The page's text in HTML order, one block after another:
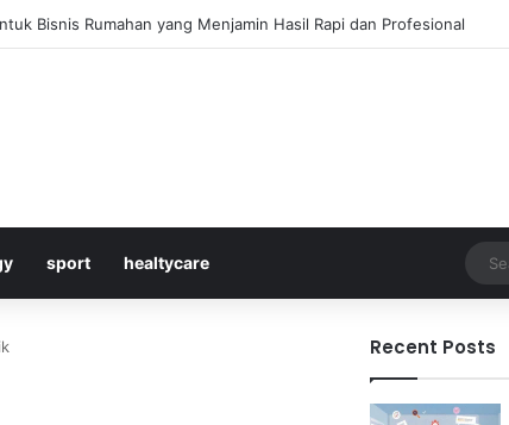
untuk Mendapatkan Pasif Income Setiap Tahun
sport healtycare
Recent Posts